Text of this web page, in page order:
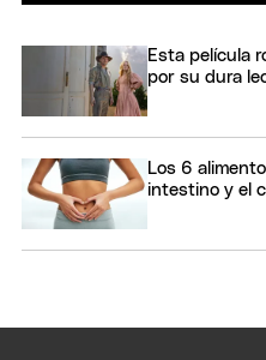
Esta película
por su dura
Los 6
intestino y el